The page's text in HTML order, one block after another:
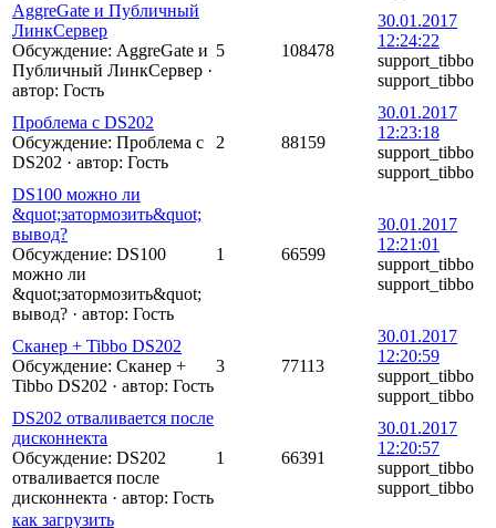
AggreGate и Публичный
ЛинкСервер
Обсуждение: AggreGate и
Публичный ЛинкСервер ·
автор: Гость
5 108478
30.01.2017
12:24:22
support_tibbo
support_tibbo
Проблема с DS202
Обсуждение: Проблема с
DS202 · автор: Гость
2 88159
30.01.2017
12:23:18
support_tibbo
support_tibbo
DS100 можно ли
&quot;затормозить&quot;
вывод?
Обсуждение: DS100
можно ли
&quot;затормозить&quot;
вывод? · автор: Гость
1 66599
30.01.2017
12:21:01
support_tibbo
support_tibbo
Сканер + Tibbo DS202
Обсуждение: Сканер +
Tibbo DS202 · автор: Гость
3 77113
30.01.2017
12:20:59
support_tibbo
support_tibbo
DS202 отваливается после
дисконнекта
Обсуждение: DS202
отваливается после
дисконнекта · автор: Гость
1 66391
30.01.2017
12:20:57
support_tibbo
support_tibbo
как загрузить